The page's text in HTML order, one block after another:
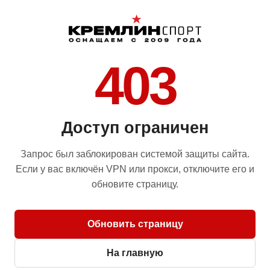
403
Доступ ограничен
Запрос был заблокирован системой защиты сайта.
Если у вас включён VPN или прокси, отключите его и
обновите страницу.
Обновить страницу
На главную